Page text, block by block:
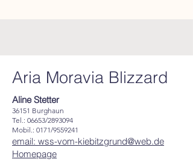
Aria Moravia Blizzard
Aline Stetter
36151 Burghaun
Tel.: 06653/2893094
Mobil.: 0171/9559241
email: wss-vom-kiebitzgrund@web.de
Homepage